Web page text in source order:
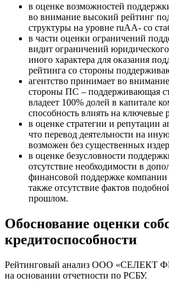
в оценке возможностей
во внимание высокий рейтинг
структуры на уровне ruAA- со
в части оценки ограничений
видит ограничений
иного характера для оказания
рейтинга со стороны
агентство принимает во
стороны ПС – поддерживающая
владеет 100% долей в капитале
способность влиять на
в оценке стратегии и репутации
что перевод деятельности на
возможен без существенных
в оценке безусловности
отсутствие необходимости в
финансовой поддержке
также отсутствие фактов
прошлом.
Обоснование оценки
кредитоспособности
Рейтинговый анализ ООО «СЕЛЕКТ
на основании отчетности по РСБУ.